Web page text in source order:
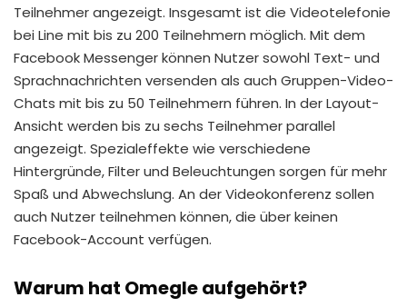
Teilnehmer angezeigt. Insgesamt ist die Videotelefonie
bei Line mit bis zu 200 Teilnehmern möglich. Mit dem
Facebook Messenger können Nutzer sowohl Text- und
Sprachnachrichten versenden als auch Gruppen-Video-
Chats mit bis zu 50 Teilnehmern führen. In der Layout-
Ansicht werden bis zu sechs Teilnehmer parallel
angezeigt. Spezialeffekte wie verschiedene
Hintergründe, Filter und Beleuchtungen sorgen für mehr
Spaß und Abwechslung. An der Videokonferenz sollen
auch Nutzer teilnehmen können, die über keinen
Facebook-Account verfügen.
Warum hat Omegle aufgehört?